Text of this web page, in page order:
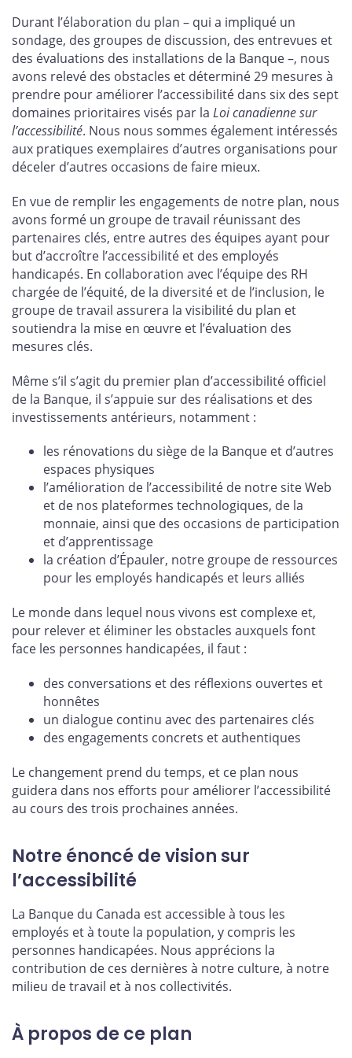
Durant l’élaboration du plan – qui a impliqué un
sondage, des groupes de discussion, des entrevues et
des évaluations des installations de la Banque –, nous
avons relevé des obstacles et déterminé 29 mesures à
prendre pour améliorer l’accessibilité dans six des sept
domaines prioritaires visés par la Loi canadienne sur
l’accessibilité. Nous nous sommes également intéressés
aux pratiques exemplaires d’autres organisations pour
déceler d’autres occasions de faire mieux.
En vue de remplir les engagements de notre plan, nous
avons formé un groupe de travail réunissant des
partenaires clés, entre autres des équipes ayant pour
but d’accroître l’accessibilité et des employés
handicapés. En collaboration avec l’équipe des RH
chargée de l’équité, de la diversité et de l’inclusion, le
groupe de travail assurera la visibilité du plan et
soutiendra la mise en œuvre et l’évaluation des
mesures clés.
Même s’il s’agit du premier plan d’accessibilité officiel
de la Banque, il s’appuie sur des réalisations et des
investissements antérieurs, notamment :
les rénovations du siège de la Banque et d’autres
espaces physiques
l’amélioration de l’accessibilité de notre site Web
et de nos plateformes technologiques, de la
monnaie, ainsi que des occasions de participation
et d’apprentissage
la création d’Épauler, notre groupe de ressources
pour les employés handicapés et leurs alliés
Le monde dans lequel nous vivons est complexe et,
pour relever et éliminer les obstacles auxquels font
face les personnes handicapées, il faut :
des conversations et des réflexions ouvertes et
honnêtes
un dialogue continu avec des partenaires clés
des engagements concrets et authentiques
Le changement prend du temps, et ce plan nous
guidera dans nos efforts pour améliorer l’accessibilité
au cours des trois prochaines années.
Notre énoncé de vision sur
l’accessibilité
La Banque du Canada est accessible à tous les
employés et à toute la population, y compris les
personnes handicapées. Nous apprécions la
contribution de ces dernières à notre culture, à notre
milieu de travail et à nos collectivités.
À propos de ce plan